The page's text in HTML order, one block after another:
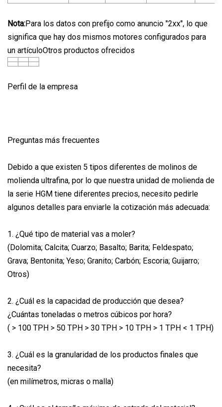
Nota:Para los datos con prefijo como anuncio "2xx", lo que
significa que hay dos mismos motores configurados para
un artículoOtros productos ofrecidos
Perfil de la empresa
Preguntas más frecuentes
Debido a que existen 5 tipos diferentes de molinos de
molienda ultrafina, por lo que nuestra unidad de molienda de
la serie HGM tiene diferentes precios, necesito pedirle
algunos detalles para enviarle la cotización más adecuada:
1. ¿Qué tipo de material vas a moler?
(Dolomita; Calcita; Cuarzo; Basalto; Barita; Feldespato;
Grava; Bentonita; Yeso; Granito; Carbón; Escoria; Guijarro;
Otros)
2. ¿Cuál es la capacidad de producción que desea?
¿Cuántas toneladas o metros cúbicos por hora?
( > 100 TPH > 50 TPH > 30 TPH > 10 TPH > 1 TPH < 1 TPH)
3. ¿Cuál es la granularidad de los productos finales que
necesita?
(en milímetros, micras o malla)